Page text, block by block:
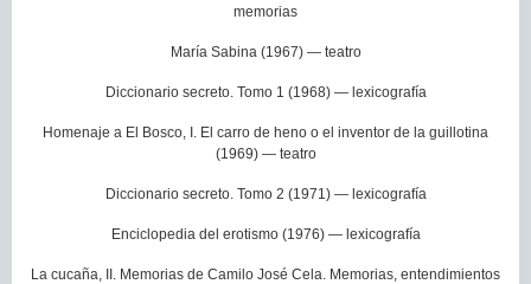
memorias
María Sabina (1967) — teatro
Diccionario secreto. Tomo 1 (1968) — lexicografía
Homenaje a El Bosco, I. El carro de heno o el inventor de la guillotina
(1969) — teatro
Diccionario secreto. Tomo 2 (1971) — lexicografía
Enciclopedia del erotismo (1976) — lexicografía
La cucaña, II. Memorias de Camilo José Cela. Memorias, entendimientos